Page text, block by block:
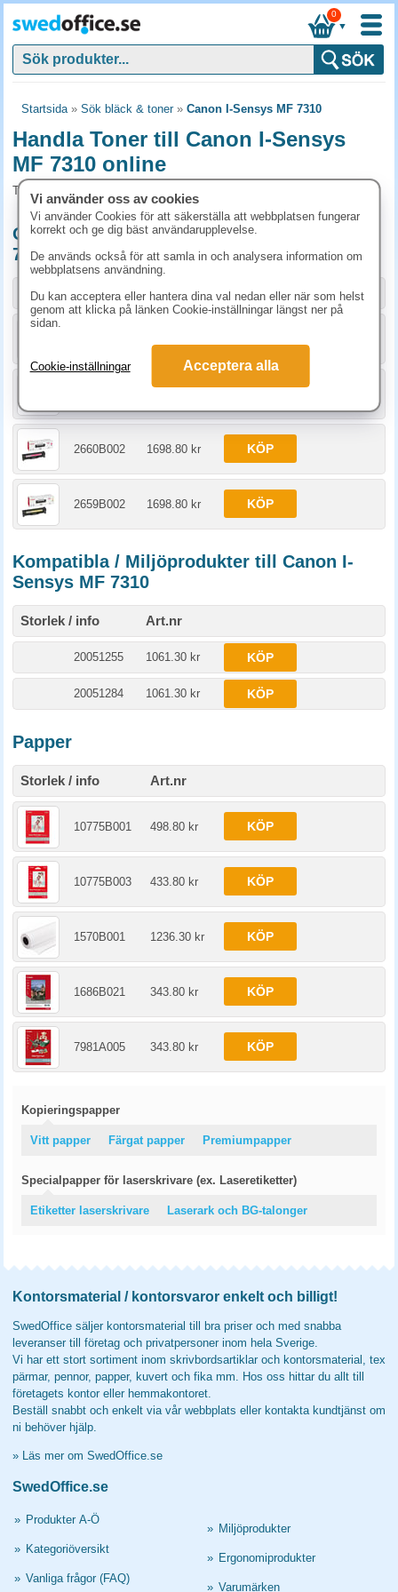
▼
0
Startsida» Sök bläck & toner» Canon I-Sensys MF 7310
Handla Toner till Canon I-Sensys
MF 7310 online
Toner och tillbehör som passar till Canon I-Sensys MF 7310
Originalprodukter till Canon I-Sensys MF
7310
Storlek / info Art.nr
2660B002 1698.80 kr KÖP
2659B002 1698.80 kr KÖP
Kompatibla / Miljöprodukter till Canon I-
Sensys MF 7310
Storlek / info Art.nr
20051255 1061.30 kr KÖP
20051284 1061.30 kr KÖP
Papper
Storlek / info Art.nr
10775B001 498.80 kr KÖP
10775B003 433.80 kr KÖP
1570B001 1236.30 kr KÖP
1686B021 343.80 kr KÖP
7981A005 343.80 kr KÖP
Kopieringspapper
Vitt papper Färgat papper Premiumpapper
Specialpapper för laserskrivare (ex. Laseretiketter)
Etiketter laserskrivare Laserark och BG-talonger
Kontorsmaterial / kontorsvaror enkelt och billigt!
SwedOffice säljer kontorsmaterial till bra priser och med snabba
leveranser till företag och privatpersoner inom hela Sverige.
Vi har ett stort sortiment inom skrivbordsartiklar och kontorsmaterial, tex
pärmar, pennor, papper, kuvert och fika mm. Hos oss hittar du allt till
företagets kontor eller hemmakontoret.
Beställ snabbt och enkelt via vår webbplats eller kontakta kundtjänst om
ni behöver hjälp.
» Läs mer om SwedOffice.se
SwedOffice.se
» Produkter A-Ö
» Kategoriöversikt
» Vanliga frågor (FAQ)
» Miljöprodukter
» Ergonomiprodukter
» Varumärken
Vi använder oss av cookies
Vi använder Cookies för att säkerställa att webbplatsen fungerar
korrekt och ge dig bäst användarupplevelse.
De används också för att samla in och analysera information om
webbplatsens användning.
Du kan acceptera eller hantera dina val nedan eller när som helst
genom att klicka på länken Cookie-inställningar längst ner på
sidan.
Cookie-inställningar Acceptera alla